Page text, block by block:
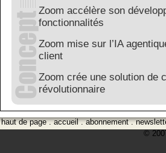
Zoom accélère son
fonctionnalités
Zoom mise sur l’IA
client
Zoom crée une solution de
révolutionnaire
haut de page.accueil.abonnement.
©